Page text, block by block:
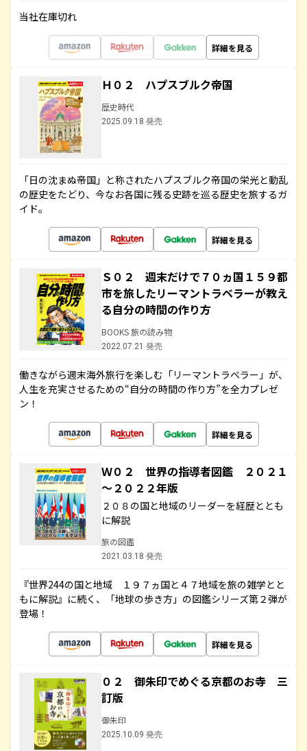
当社在庫切れ
詳細を見る
Ｈ０２ ハプスブルク帝国
歴史時代
2025.09.18 発売
「日の沈まぬ帝国」と称されたハプスブルク帝国の栄光と動乱
の歴史をたどり、今なお各国に残る史跡を巡る歴史を旅するガ
イド。
詳細を見る
Ｓ０２ 週末だけで７０ヵ国１５９都
市を旅したリーマントラベラーが教え
る自分の時間の作り方
BOOKS 旅の読み物
2022.07.21 発売
働きながら週末海外旅行を楽しむ「リーマントラベラー」が、
人生を充実させるための“自分の時間の作り方”を全力プレゼ
ン！
詳細を見る
Ｗ０２ 世界の指導者図鑑 ２０２１
～２０２２年版
２０８の国と地域のリーダーを経歴ととも
に解説
旅の図鑑
2021.03.18 発売
『世界244の国と地域 １９７ヵ国と４７地域を旅の雑学とと
もに解説』に続く、「地球の歩き方」の図鑑シリーズ第２弾が
登場！
詳細を見る
０２ 御朱印でめぐる京都のお寺 三
訂版
御朱印
2025.10.09 発売